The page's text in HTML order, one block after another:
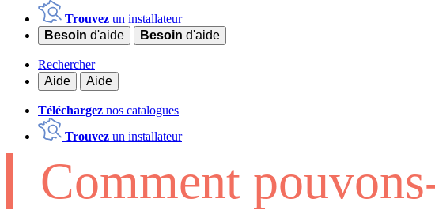
Trouvez un installateur
Besoin d'aide Besoin d'aide
Rechercher
Aide
Aide
Téléchargez nos catalogues
Trouvez un installateur
Comment